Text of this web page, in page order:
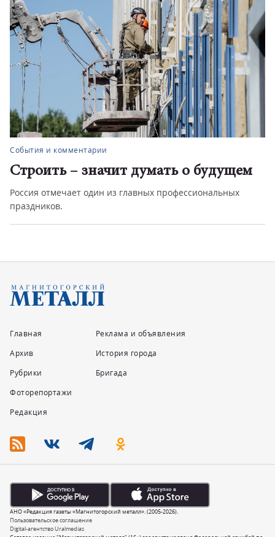
События и комментарии
Строить – значит думать о будущем
Россия отмечает один из главных профессиональных
праздников.
Главная
Архив
Рубрики
Фоторепортажи
Редакция
Реклама и объявления
История города
Бригада
Пользовательское соглашение
Digital-агентство Uralmedias
АНО «Редакция газеты «Магнитогорский металл». (2005-2026).